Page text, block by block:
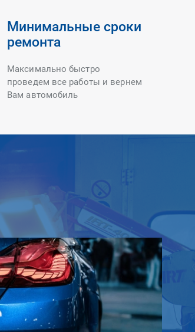
Минимальные сроки
ремонта
Максимально быстро
проведем все работы и вернем
Вам автомобиль